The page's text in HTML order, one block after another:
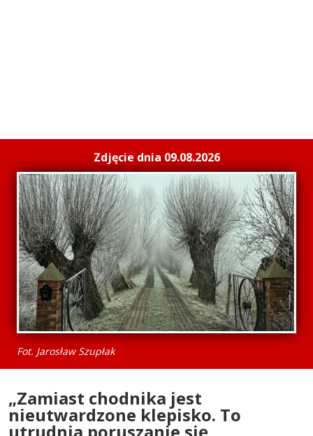
Zdjęcie dnia 09.08.2026
Fot. Jarosław Szupłak
„Zamiast chodnika jest
nieutwardzone klepisko. To
utrudnia poruszanie się